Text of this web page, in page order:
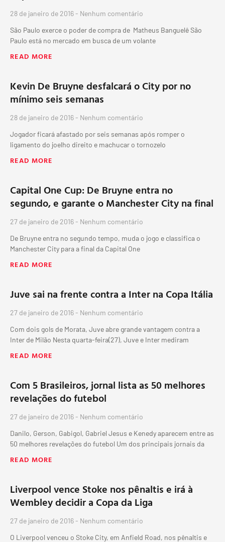
28 de janeiro de 2016
Nenhum comentário
São Paulo exerce o poder de compra de Matheus Banguelê São
Paulo está no mercado em busca de um volante
READ MORE
Kevin De Bruyne desfalcará o City por no
mínimo seis semanas
28 de janeiro de 2016
Nenhum comentário
Jogador ficará afastado por seis semanas após romper o
ligamento do joelho direito e machucar o tornozelo
READ MORE
Capital One Cup: De Bruyne entra no
segundo, e garante o Manchester City na final
27 de janeiro de 2016
Nenhum comentário
De Bruyne entra no segundo tempo, muda o jogo e classifica o
Manchester City para a final da Capital One
READ MORE
Juve sai na frente contra a Inter na Copa Itália
27 de janeiro de 2016
Nenhum comentário
Com dois gols de Morata, Juve abre grande vantagem contra a
Inter de Milão Nesta quarta-feira(27), Juve e Inter mediram
READ MORE
Com 5 Brasileiros, jornal lista as 50 melhores
revelações do futebol
27 de janeiro de 2016
Nenhum comentário
Danilo, Gerson, Gabigol, Gabriel Jesus e Kenedy aparecem entre as
50 melhores revelações do futebol Um dos principais jornais da
READ MORE
Liverpool vence Stoke nos pênaltis e irá à
Wembley decidir a Copa da Liga
27 de janeiro de 2016
Nenhum comentário
O Liverpool venceu o Stoke City, em Anfield Road, nos pênaltis e